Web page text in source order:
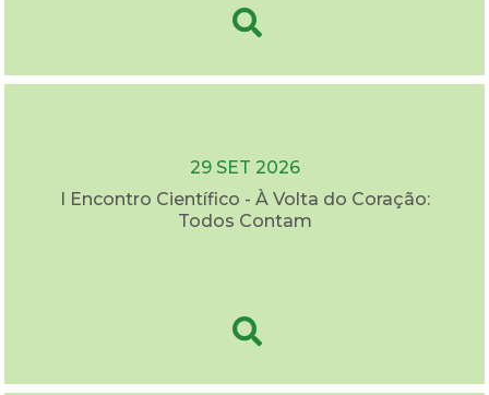
29 SET 2026
I Encontro Científico - À Volta do Coração:
Todos Contam